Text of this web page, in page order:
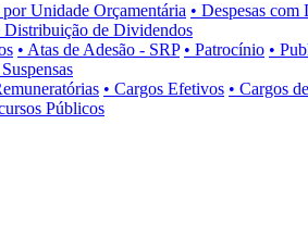
Unidade Orçamentária • Despesas com
Distribuição de Dividendos
• Atas de Adesão - SRP • Patrocínio •
• Cargos Efetivos • Cargos
Públicos